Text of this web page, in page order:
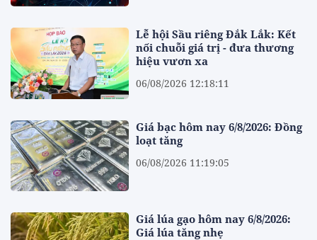
Lễ hội Sầu riêng Đắk Lắk: Kết
nối chuỗi giá trị - đưa thương
hiệu vươn xa
06/08/2026 12:18:11
Giá bạc hôm nay 6/8/2026: Đồng
loạt tăng
06/08/2026 11:19:05
Giá lúa gạo hôm nay 6/8/2026:
Giá lúa tăng nhẹ